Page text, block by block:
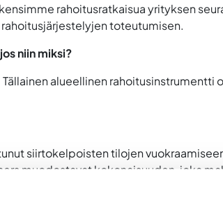
rahoitusratkaisua yrityksen
toteutumisen.
niin miksi?
alueellinen rahoitusinstrumentti
siirtokelpoisten tilojen
muodostavat kokonaisuuden, joka